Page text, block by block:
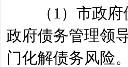
（1）市政府债
政府债务管理领
门化解债务风险。